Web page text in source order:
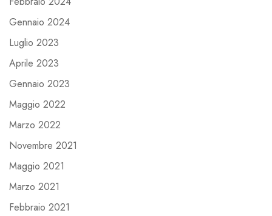
Gennaio 2024
Luglio 2023
Aprile 2023
Gennaio 2023
Maggio 2022
Marzo 2022
Novembre 2021
Maggio 2021
Marzo 2021
Febbraio 2021